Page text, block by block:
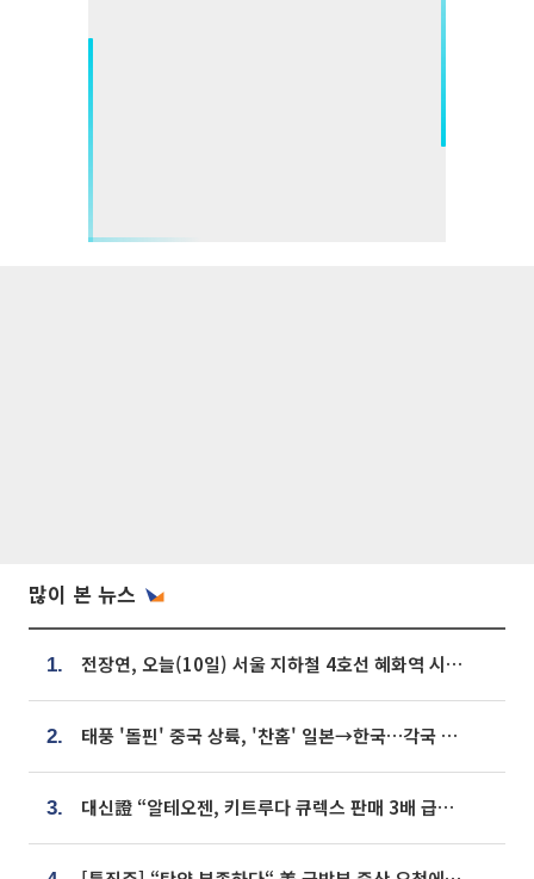
많이 본 뉴스
1. 전장연, 오늘(10일) 서울 지하철 4호선 혜화역 시위…1호선 용산역 무정차
2. 태풍 '돌핀' 중국 상륙, '찬홈' 일본→한국…각국 기상청 예상 경로는?
3. 대신證 “알테오젠, 키트루다 큐렉스 판매 3배 급증…목표가 41만원 상향”